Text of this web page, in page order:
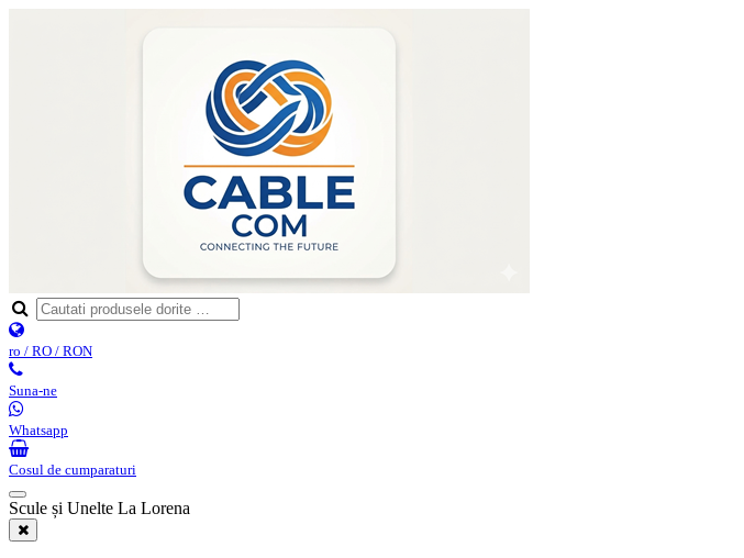
ro / RO / RON
Suna-ne
Whatsapp
Cosul de cumparaturi
Scule și Unelte La Lorena